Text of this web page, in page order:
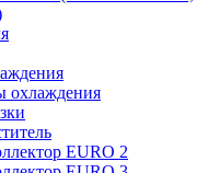
охлаждения
EURO 2